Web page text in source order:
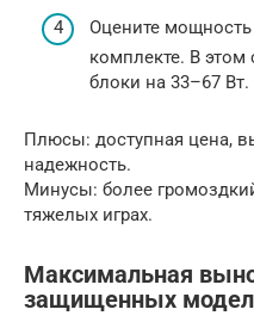
Оцените мощность
комплекте. В этом
блоки на 33–67 Вт.
Плюсы: доступная цена,
надежность.
Минусы: более
тяжелых играх.
Максимальная
защищенных